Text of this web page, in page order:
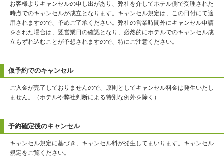
お客様よりキャンセルの申し出があり、弊社を介してホテル側で受理された
時点でのキャンセルが成立となります。キャンセル規定は、この日付にて適
用されますので、予めご了承ください。弊社の営業時間外にキャンセル申請
をされた場合は、翌営業日の確認となり、必然的にホテルでのキャンセル成
立もずれ込むことが予想されますので、特にご注意ください。
仮予約でのキャンセル
ご入金が完了しておりませんので、原則としてキャンセル料金は発生いたし
ません。（ホテルや弊社判断による特別な例外を除く）
予約確定後のキャンセル
キャンセル規定に基づき、キャンセル料が発生してまいります。キャンセル
規定をご覧ください。